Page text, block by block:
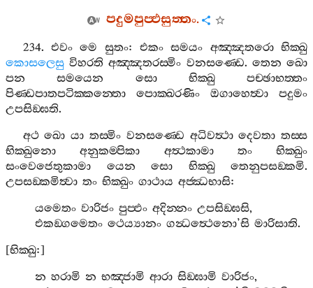
පදුමපුප‍්ඵසුත‍්තං.
234. එවං මෙ සුතං: එකං සමයං අඤ‍්ඤතරො භික‍්ඛු
කොසලෙසු විහරති අඤ‍්ඤතරස‍්මිං වනසණ‍්ඩෙ. තෙන ඛො
පන
සමයෙන සො භික‍්ඛු
පච‍්ඡාභත‍්තං
පිණ‍්ඩපාතපටික‍්කන‍්තො
පොක‍්ඛරණිං ඔගාහෙත්‍වා
පදුමං
උපසිඞ‍්ඝති.
අථ ඛො යා තස‍්මිං වනසණ‍්ඩෙ අධිවත්‍ථා දෙවතා තස‍්ස
භික‍්ඛුනො
අනුකම‍්පිකා අත්‍ථකාමා තං
භික‍්ඛුං
සංවෙජෙතුකාමා
යෙන සො භික‍්ඛු තෙනුපසඞ‍්කමි.
උපසඞ‍්කමිත්‍වා තං භික‍්ඛුං ගාථාය අජ‍්ඣභාසි:
යමෙතං වාරිජං පුප‍්ඵං අදින‍්නං උපසිඞ‍්ඝසි,
එකඞ‍්ගමෙතං ථෙය්‍යානං ගන්‍ධත්‍ථෙනො’සි මාරිසාති.
[භික‍්ඛු:]
න හරාමි න භඤ‍්ජාමි ආරා සිඞ‍්ඝාමි වාරිජං,